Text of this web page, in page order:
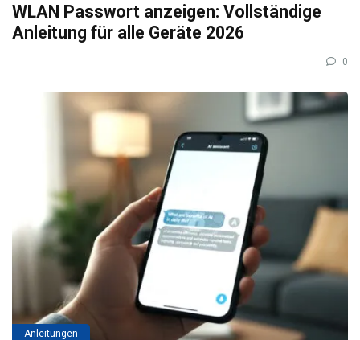
WLAN Passwort anzeigen: Vollständige
Anleitung für alle Geräte 2026
0
Anleitungen